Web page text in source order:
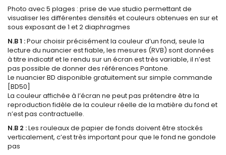
Photo avec 5 plages : prise de vue studio permettant de
visualiser les différentes densités et couleurs obtenues en sur et
sous exposant de 1 et 2 diaphragmes
N.B 1 :Pour choisir précisément la couleur d’un fond, seule la
lecture du nuancier est fiable, les mesures (RVB) sont données
à titre indicatif et le rendu sur un écran est très variable, il n’est
pas possible de donner des références Pantone.
Le nuancier BD disponible gratuitement sur simple commande
[BD50]
La couleur affichée à l’écran ne peut pas prétendre être la
reproduction fidèle de la couleur réelle de la matière du fond et
n’est pas contractuelle.
N.B 2 :Les rouleaux de papier de fonds doivent être stockés
verticalement, c’est très important pour que le fond ne gondole
pas